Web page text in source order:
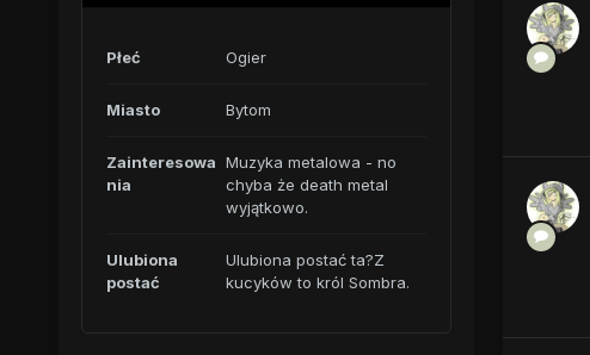
Płeć Ogier
Miasto Bytom
Zainteresowa
nia
Muzyka metalowa - no
chyba że death metal
wyjątkowo.
Ulubiona
postać
Ulubiona postać ta?Z
kucyków to król Sombra.